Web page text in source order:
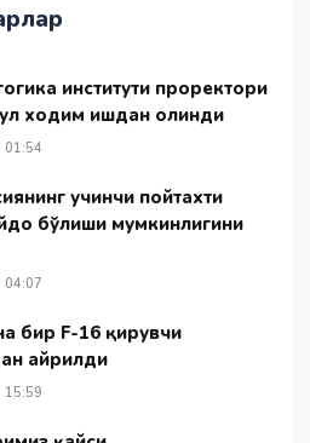
институти проректори
ходим ишдан олинди
01:54
учинчи пойтахти
бўлиши мумкинлигини
04:07
бир F-16 қирувчи
айрилди
15:59